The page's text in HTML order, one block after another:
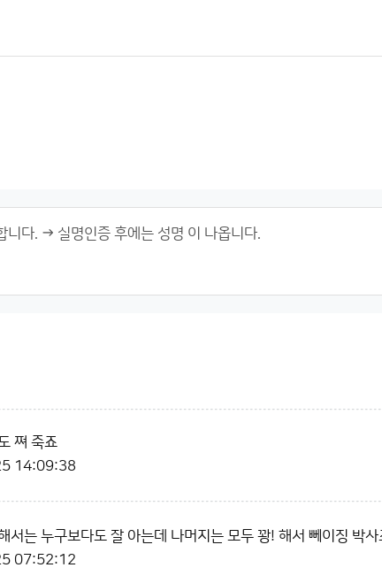
쪄 죽죠
14:09:38
서는 누구보다도 잘 아는데 나머지는 모두 꽝! 해서 뻬이징 박사
07:52:12